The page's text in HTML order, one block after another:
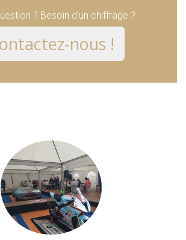
? Besoin d’un chiffrage ?
nous !